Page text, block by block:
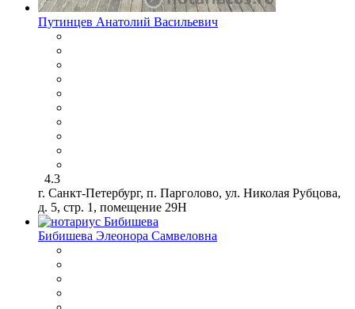
Путинцев Анатолий Васильевич
4.3
г. Санкт-Петербург, п. Парголово, ул. Николая Рубцова,
д. 5, стр. 1, помещение 29Н
Бибишева Элеонора Самвеловна